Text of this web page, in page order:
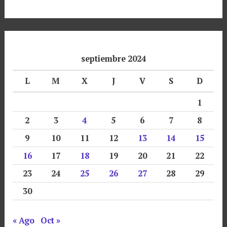
septiembre 2024
L
M X J V S
D
1
2
3 4 5 6 7
8
9
10 11 12 13 14
15
16
17 18 19 20 21
22
23
24 25 26 27 28
29
30
« Ago Oct »